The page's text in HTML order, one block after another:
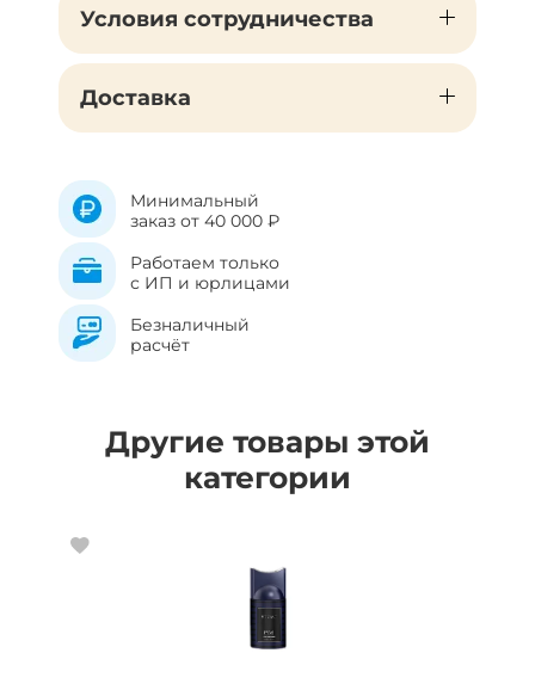
Условия сотрудничества
Доставка
Минимальный
заказ от 40 000 ₽
Работаем только
с ИП и юрлицами
Безналичный
расчёт
Другие товары этой
категории